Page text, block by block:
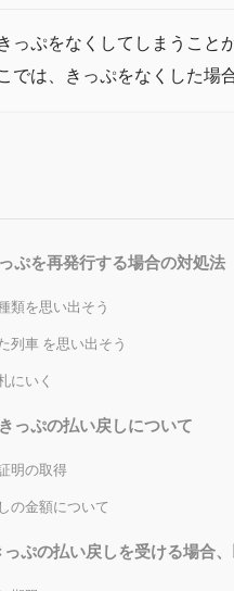
っぷをなくしてしまうこ
では、きっぷをなくした場
ぷを再発行する場合の対処法
類を思い出そう
列車 を思い出そう
にいく
っぷの払い戻しについて
明の取得
の金額について
っぷの払い戻しを受ける場合